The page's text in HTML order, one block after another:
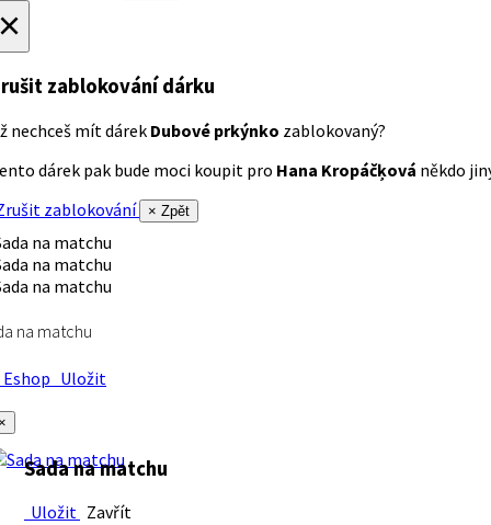
zablokování dárku
nechceš mít dárek Dubové prkýnko zablokovaný?
dárek pak bude moci koupit pro Hana Kropáčķová někdo
zablokování
× Zpět
na matchu
Uložit
Sada na matchu
Uložit Zavřít